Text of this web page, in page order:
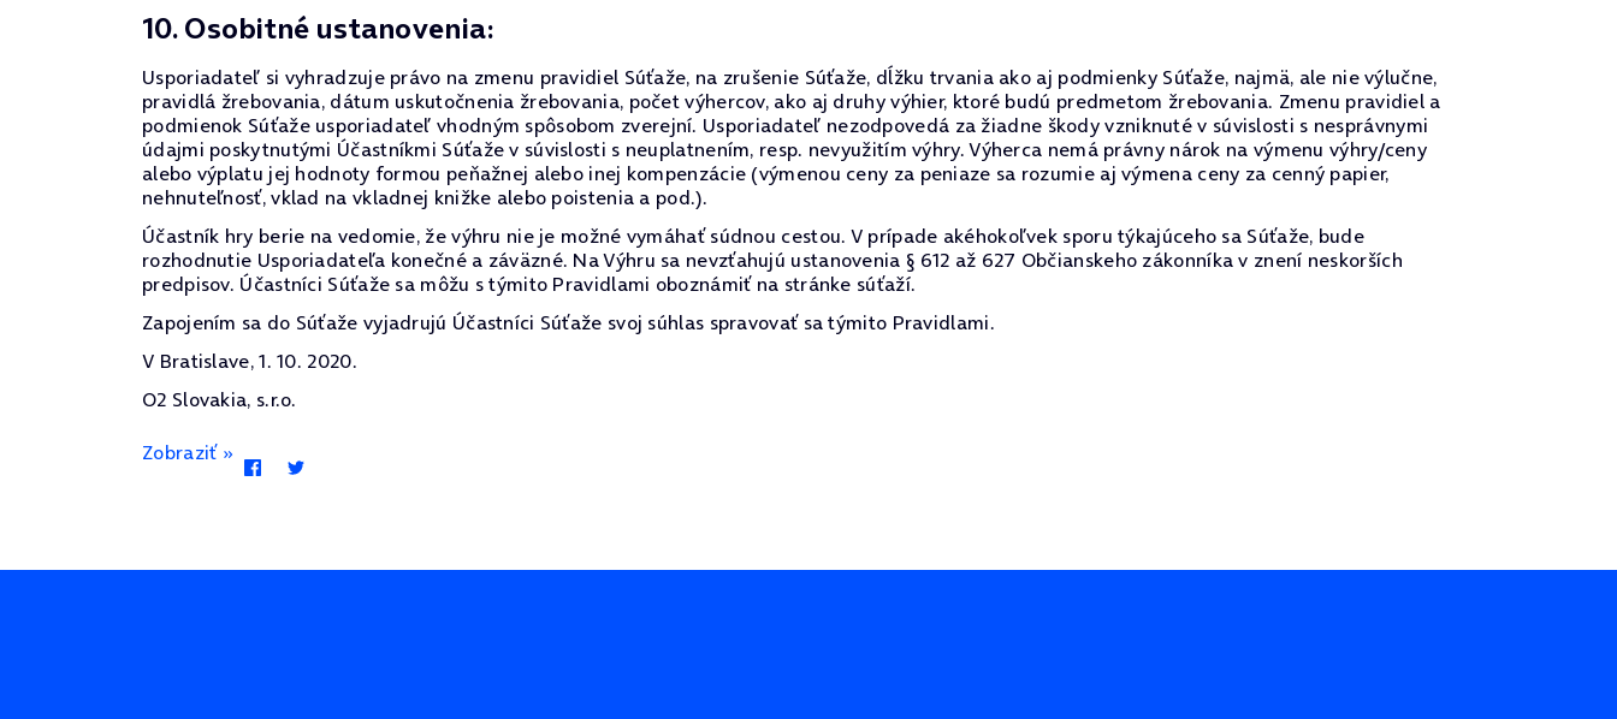
10. Osobitné ustanovenia:
Usporiadateľ si vyhradzuje právo na zmenu pravidiel Súťaže, na zrušenie Súťaže, dĺžku trvania ako aj podmienky Súťaže, najmä, ale nie výlučne,
pravidlá žrebovania, dátum uskutočnenia žrebovania, počet výhercov, ako aj druhy výhier, ktoré budú predmetom žrebovania. Zmenu pravidiel a
podmienok Súťaže usporiadateľ vhodným spôsobom zverejní. Usporiadateľ nezodpovedá za žiadne škody vzniknuté v súvislosti s nesprávnymi
údajmi poskytnutými Účastníkmi Súťaže v súvislosti s neuplatnením, resp. nevyužitím výhry. Výherca nemá právny nárok na výmenu výhry/ceny
alebo výplatu jej hodnoty formou peňažnej alebo inej kompenzácie (výmenou ceny za peniaze sa rozumie aj výmena ceny za cenný papier,
nehnuteľnosť, vklad na vkladnej knižke alebo poistenia a pod.).
Účastník hry berie na vedomie, že výhru nie je možné vymáhať súdnou cestou. V prípade akéhokoľvek sporu týkajúceho sa Súťaže, bude
rozhodnutie Usporiadateľa konečné a záväzné. Na Výhru sa nevzťahujú ustanovenia § 612 až 627 Občianskeho zákonníka v znení neskorších
predpisov. Účastníci Súťaže sa môžu s týmito Pravidlami oboznámiť na stránke súťaží.
Zapojením sa do Súťaže vyjadrujú Účastníci Súťaže svoj súhlas spravovať sa týmito Pravidlami.
V Bratislave, 1. 10. 2020.
O2 Slovakia, s.r.o.
Zobraziť »